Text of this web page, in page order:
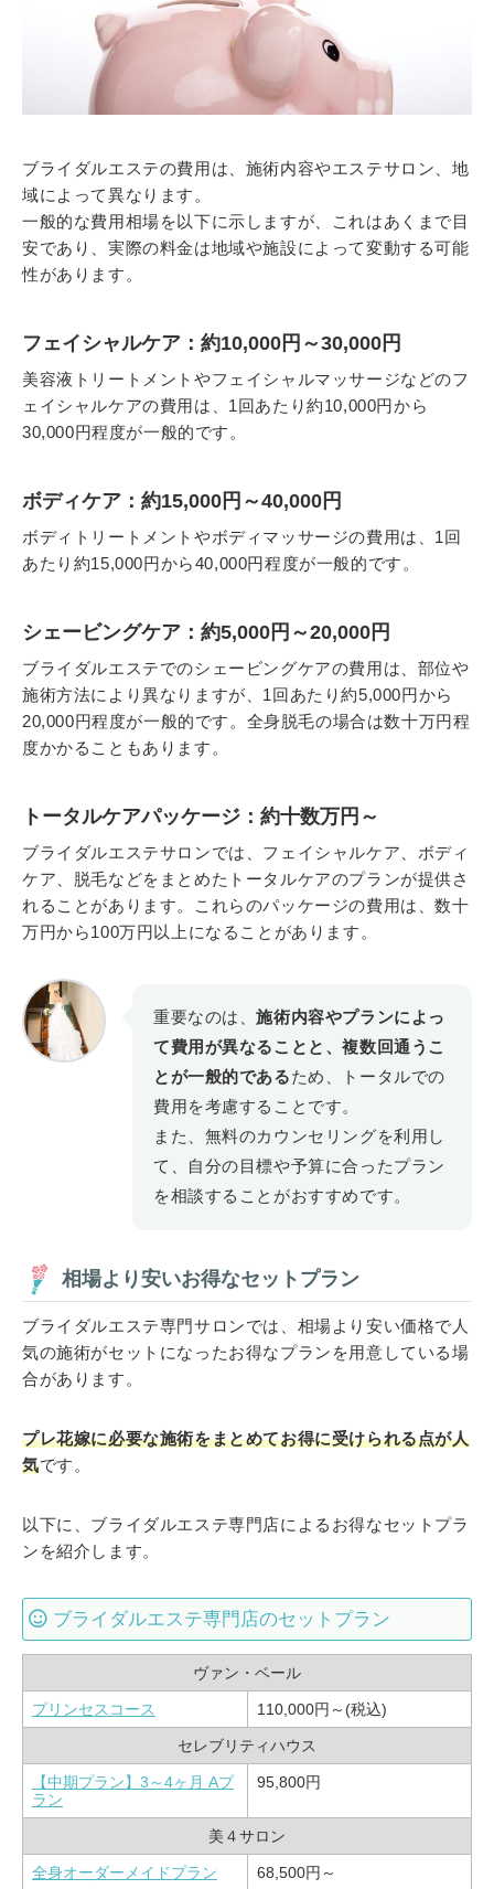
ブライダルエステの費用は、施術内容やエステサロン、地
域によって異なります。
一般的な費用相場を以下に示しますが、これはあくまで目
安であり、実際の料金は地域や施設によって変動する可能
性があります。
フェイシャルケア：約10,000円～30,000円
美容液トリートメントやフェイシャルマッサージなどのフ
ェイシャルケアの費用は、1回あたり約10,000円から
30,000円程度が一般的です。
ボディケア：約15,000円～40,000円
ボディトリートメントやボディマッサージの費用は、1回
あたり約15,000円から40,000円程度が一般的です。
シェービングケア：約5,000円～20,000円
ブライダルエステでのシェービングケアの費用は、部位や
施術方法により異なりますが、1回あたり約5,000円から
20,000円程度が一般的です。全身脱毛の場合は数十万円程
度かかることもあります。
トータルケアパッケージ：約十数万円～
ブライダルエステサロンでは、フェイシャルケア、ボディ
ケア、脱毛などをまとめたトータルケアのプランが提供さ
れることがあります。これらのパッケージの費用は、数十
万円から100万円以上になることがあります。
重要なのは、施術内容やプランによっ
て費用が異なることと、複数回通うこ
とが一般的であるため、トータルでの
費用を考慮することです。
また、無料のカウンセリングを利用し
て、自分の目標や予算に合ったプラン
を相談することがおすすめです。
相場より安いお得なセットプラン
ブライダルエステ専門サロンでは、相場より安い価格で人
気の施術がセットになったお得なプランを用意している場
合があります。
プレ花嫁に必要な施術をまとめてお得に受けられる点が人
気です。
以下に、ブライダルエステ専門店によるお得なセットプラ
ンを紹介します。
ブライダルエステ専門店のセットプラン
ヴァン・ベール
プリンセスコース 110,000円～(税込)
セレブリティハウス
【中期プラン】3～4ヶ月 Aプ
ラン
95,800円
美４サロン
全身オーダーメイドプラン 68,500円～